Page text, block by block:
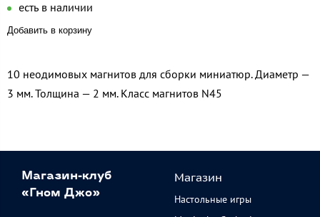
есть в наличии
Добавить в корзину
10 неодимовых магнитов для сборки миниатюр. Диаметр —
3 мм. Толщина — 2 мм. Класс магнитов N45
Магазин-клуб
«Гном Джо»
Магазин
Настольные игры